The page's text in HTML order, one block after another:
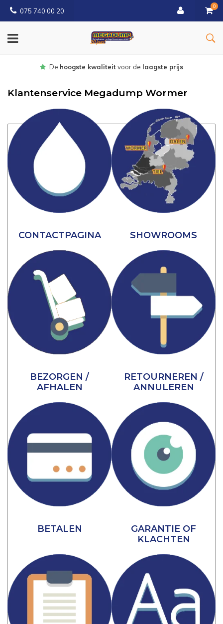
075 740 00 20
0
Gratisbezorgd vanaf € 150
Klantenservice Megadump Wormer
CONTACTPAGINA SHOWROOMS
BEZORGEN /
AFHALEN
RETOURNEREN /
ANNULEREN
BETALEN
GARANTIE OF
KLACHTEN